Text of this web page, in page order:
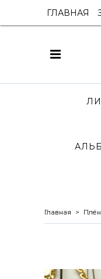
ГЛАВНАЯ
Главная